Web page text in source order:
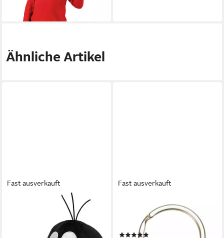
lieferbar - in 3-4 Werktagen bei dir
Ähnliche Artikel
Fast ausverkauft
Plüschfigur Der kleine
Maulwurf - Plüschfigur
Fast ausverkauft
TRÖTSCH VERLAG
Schlüsselanhänger Der kleine
Maulwurf - Einkaufschip Hose